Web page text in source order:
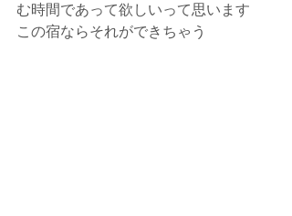
む時間であって欲しいって思います
この宿ならそれができちゃう